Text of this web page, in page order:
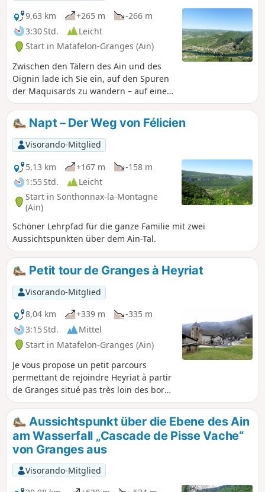
9,63 km
+265 m
-266 m
3:30 Std.
Leicht
Start in Matafelon-Granges (Ain)
Zwischen den Tälern des Ain und des
Oignin lade ich Sie ein, auf den Spuren
der Maquisards zu wandern – auf einer
einfachen Route, die Sie nacheinander
zum Plateau von Chougeat und dann
zum Plateau von Sonthonnax-la-
Montagne führt .
Napt – Der Weg von Félicien
Visorando-Mitglied
5,13 km
+167 m
-158 m
1:55 Std.
Leicht
Start in Sonthonnax-la-Montagne
(Ain)
Schöner Lehrpfad für die ganze Familie mit zwei
Aussichtspunkten über dem Ain-Tal.
Petit tour de Granges à Heyriat
Visorando-Mitglied
8,04 km
+339 m
-335 m
3:15 Std.
Mittel
Start in Matafelon-Granges (Ain)
Je vous propose un petit parcours
permettant de rejoindre Heyriat à partir
de Granges situé pas très loin des bords
de l'Ain.
Aussichtspunkt über die Ebene des Ain
am Wasserfall „Cascade de Pisse Vache“
von Granges aus
Visorando-Mitglied